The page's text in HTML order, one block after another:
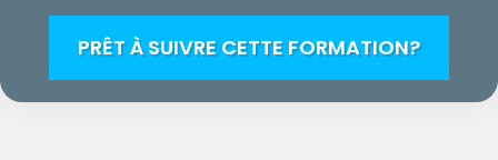
PRÊT À SUIVRE CETTE FORMATION?